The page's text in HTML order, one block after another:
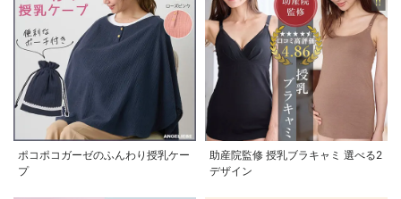
ポコポコガーゼのふんわり授乳ケー
プ
助産院監修 授乳ブラキャミ 選べる2
デザイン